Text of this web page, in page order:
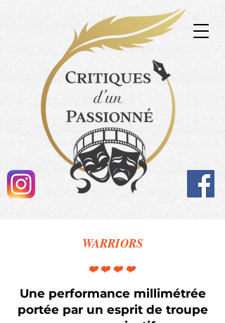
WARRIORS
❤️❤️❤️❤️
Une performance millimétrée
portée par un esprit de troupe